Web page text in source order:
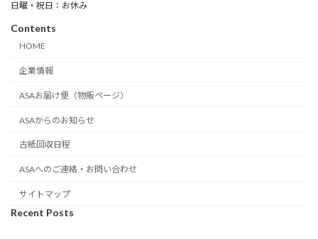
日曜・祝日：お休み
Contents
HOME
企業情報
ASAお届け便（物販ページ）
ASAからのお知らせ
古紙回収日程
ASAへのご連絡・お問い合わせ
サイトマップ
Recent Posts